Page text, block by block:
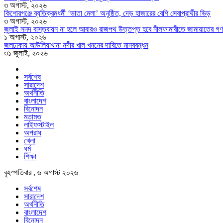
৩ অগাস্ট, ২০২৬
কিশোরগঞ্জে ব্যতিক্রমধর্মী ‘ভাতা মেলা’ অনুষ্ঠিত, দেড় হাজারের বেশি সেবাপ্রার্থীর ভিড়
৩ অগাস্ট, ২০২৬
জুলাই সনদ বাস্তবায়ন না হলে আবারও রাজপথ উত্তপ্ত হবে নীলফামারীতে জামায়াতের
১ অগাস্ট, ২০২৬
জলঢাকায় আউলিয়াখানা নদীর খাল খননের দাবিতে মানববন্ধন
৩১ জুলাই, ২০২৬
সর্বশেষ
সারাদেশ
অর্থনীতি
বাংলাদেশ
বিনোদন
মতামত
লাইফস্টাইল
অপরাধ
খেলা
ধর্ম
শিক্ষা
বৃহস্পতিবার , ৬ অগাস্ট ২০২৬
সর্বশেষ
সারাদেশ
অর্থনীতি
বাংলাদেশ
বিনোদন